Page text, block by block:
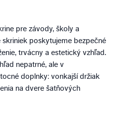
pre závody, školy a
poskytujeme bezpečné
trvácny a estetický vzhľad.
nepatrné, ale v
doplnky: vonkajší držiak
na dvere šatňových